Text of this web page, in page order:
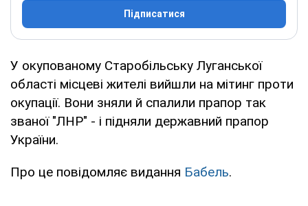
Підписатися
У окупованому Старобільську Луганської
області місцеві жителі вийшли на мітинг проти
окупації. Вони зняли й спалили прапор так
званої "ЛНР" - і підняли державний прапор
України.
Про це повідомляє видання Бабель.